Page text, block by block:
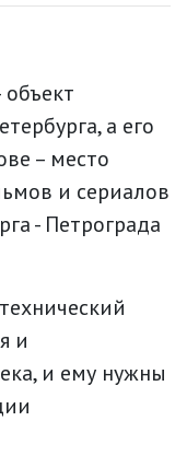
а его
– место
и сериалов
- Петрограда
и
и ему нужны